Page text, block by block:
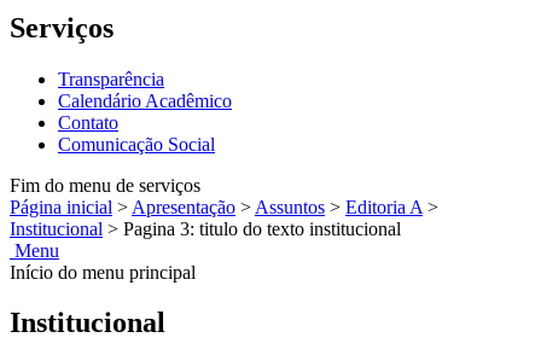
Serviços
Transparência
Calendário Acadêmico
Contato
Comunicação Social
Fim do menu de serviços
Página inicial > Apresentação > Assuntos > Editoria A >
Institucional > Pagina 3: titulo do texto institucional
Menu
Início do menu principal
Institucional